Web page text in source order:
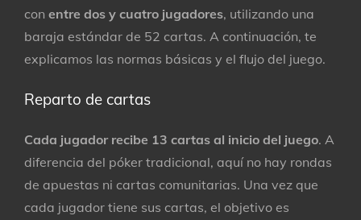
con entre dos y cuatro jugadores, utilizando una
baraja estándar de 52 cartas. A continuación, te
explicamos las normas básicas y el flujo del juego.
Reparto de cartas
Cada jugador recibe 13 cartas al inicio del juego. A
diferencia del póker tradicional, aquí no hay rondas
de apuestas ni cartas comunitarias. Una vez que
cada jugador tiene sus cartas, el objetivo es